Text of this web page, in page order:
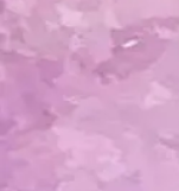
לעבוד עם
הגשמה, גריד
עם המטוטלת